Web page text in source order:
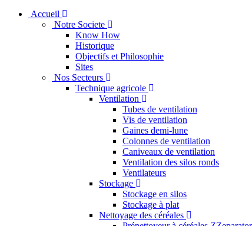
Accueil
Notre Societe
Know How
Historique
Objectifs et Philosophie
Sites
Nos Secteurs
Technique agricole
Ventilation
Tubes de ventilation
Vis de ventilation
Gaines demi-lune
Colonnes de ventilation
Caniveaux de ventilation
Ventilation des silos ronds
Ventilateurs
Stockage
Stockage en silos
Stockage à plat
Nettoyage des céréales